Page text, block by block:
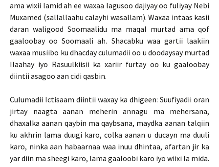
ama wixii lamid ah ee waxaa lagusoo dajiyay oo fuliyay Nebi
Muxamed (sallallaahu calayhi wasallam). Waxaa intaas kasii
daran waligood Soomaalidu ma maqal murtad ama qof
gaaloobay oo Soomaali ah. Shacabku waa gartii laakiin
waxaa musiibo ku dhacday culumadii oo u doodaysay murtad
Ilaahay iyo Rasuulkiisii ka xariir furtay oo ku gaaloobay
diintii asagoo aan cidi qasbin.
Culumadii Ictisaam diintii waxay ka dhigeen: Suufiyadii oran
jirtay naagta aanan meherin annagu ma mehersana,
dhaxalka aanan qaybin ma qaybsana, maydka aanan talqiin
ku akhrin lama duugi karo, colka aanan u ducayn ma duuli
karo, ninka aan habaarnaa waa inuu dhintaa, afartan jir ka
yar diin ma sheegi karo, lama gaaloobi karo iyo wiixi la mida.